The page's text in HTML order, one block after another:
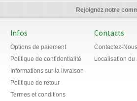
Rejoignez notre
Infos
Options de paiement
Politique de confidentialité
Informations sur la livraison
Politique de retour
Termes et conditions
Contacts
Contactez-Nous
Localisation du